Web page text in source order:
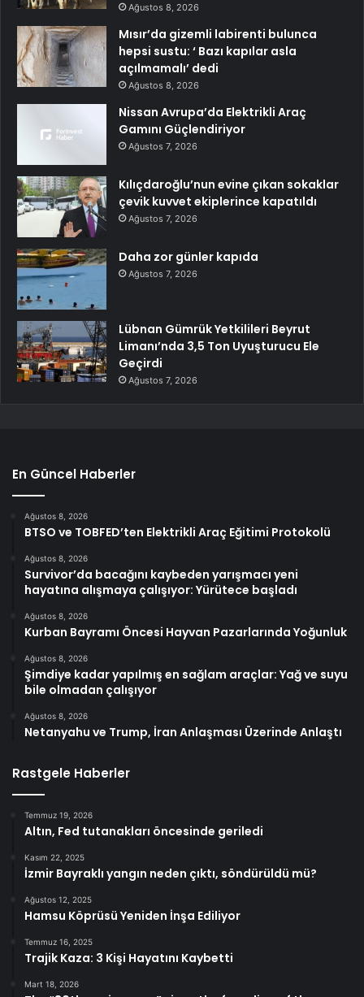
Ağustos 8, 2026
Mısır’da gizemli labirenti bulunca
hepsi sustu: ‘ Bazı kapılar asla
açılmamalı’ dedi
Ağustos 8, 2026
Nissan Avrupa’da Elektrikli Araç
Gamını Güçlendiriyor
Ağustos 7, 2026
Kılıçdaroğlu’nun evine çıkan sokaklar
çevik kuvvet ekiplerince kapatıldı
Ağustos 7, 2026
Daha zor günler kapıda
Ağustos 7, 2026
Lübnan Gümrük Yetkilileri Beyrut
Limanı’nda 3,5 Ton Uyuşturucu Ele
Geçirdi
Ağustos 7, 2026
En Güncel Haberler
Ağustos 8, 2026
BTSO ve TOBFED’ten Elektrikli Araç Eğitimi Protokolü
Ağustos 8, 2026
Survivor’da bacağını kaybeden yarışmacı yeni
hayatına alışmaya çalışıyor: Yürütece başladı
Ağustos 8, 2026
Kurban Bayramı Öncesi Hayvan Pazarlarında Yoğunluk
Ağustos 8, 2026
Şimdiye kadar yapılmış en sağlam araçlar: Yağ ve suyu
bile olmadan çalışıyor
Ağustos 8, 2026
Netanyahu ve Trump, İran Anlaşması Üzerinde Anlaştı
Rastgele Haberler
Temmuz 19, 2026
Altın, Fed tutanakları öncesinde geriledi
Kasım 22, 2025
İzmir Bayraklı yangın neden çıktı, söndürüldü mü?
Ağustos 12, 2025
Hamsu Köprüsü Yeniden İnşa Ediliyor
Temmuz 16, 2025
Trajik Kaza: 3 Kişi Hayatını Kaybetti
Mart 18, 2026